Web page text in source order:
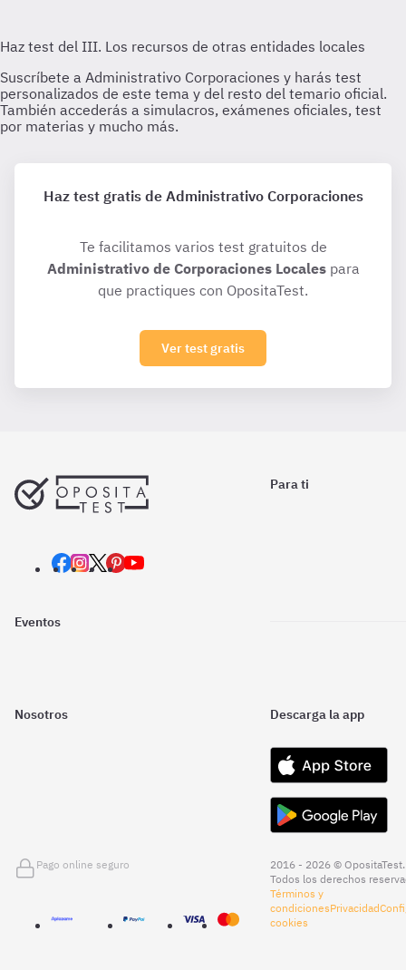
Haz test gratis de Administrativo Corporaciones
Te facilitamos varios test gratuitos de
Administrativo de Corporaciones Localespara
que practiques con OpositaTest.
Ver test gratis
Para ti
Eventos
Nosotros Descarga la app
Pago online seguro
2016 - 2026 © OpositaTest.
Todos los derechos
Términos y
condicionesPrivacidad
cookies